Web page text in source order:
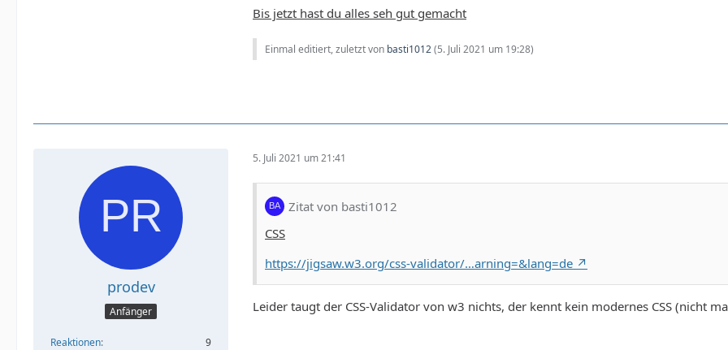
Bis jetzt hast du alles seh gut gemacht
Einmal editiert, zuletzt von basti1012(5. Juli 2021 um 19:28)
prodev
Anfänger
Reaktionen 9
5. Juli 2021 um 21:41
Zitat von basti1012
CSS
https://jigsaw.w3.org/css-validator/…arning=&lang=de
Leider taugt der CSS-Validator von w3 nichts, der kennt kein modernes CSS (nicht